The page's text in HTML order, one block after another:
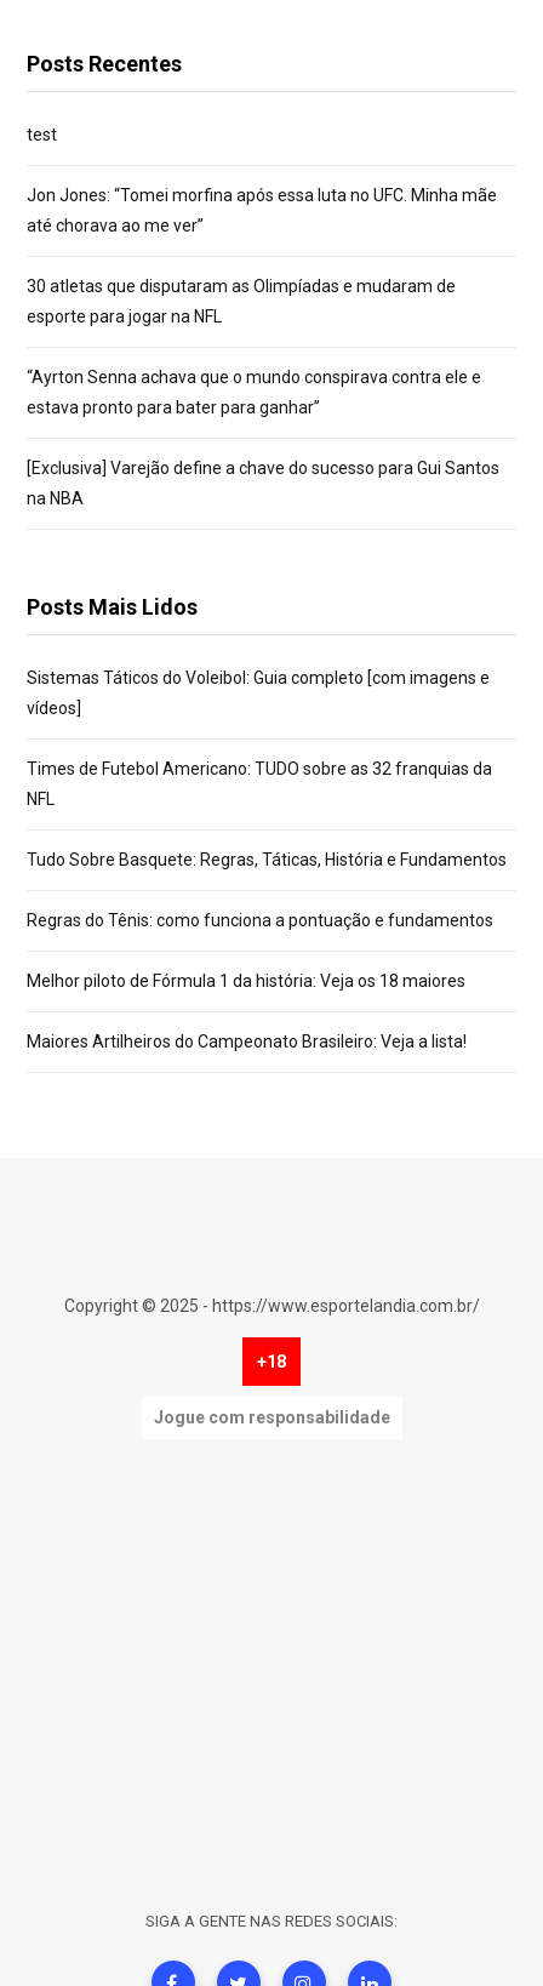
Posts Recentes
test
Jon Jones: “Tomei morfina após essa luta no UFC. Minha mãe
até chorava ao me ver”
30 atletas que disputaram as Olimpíadas e mudaram de
esporte para jogar na NFL
“Ayrton Senna achava que o mundo conspirava contra ele e
estava pronto para bater para ganhar”
[Exclusiva] Varejão define a chave do sucesso para Gui Santos
na NBA
Posts Mais Lidos
Sistemas Táticos do Voleibol: Guia completo [com imagens e
vídeos]
Times de Futebol Americano: TUDO sobre as 32 franquias da
NFL
Tudo Sobre Basquete: Regras, Táticas, História e Fundamentos
Regras do Tênis: como funciona a pontuação e fundamentos
Melhor piloto de Fórmula 1 da história: Veja os 18 maiores
Maiores Artilheiros do Campeonato Brasileiro: Veja a lista!
Copyright © 2025 - https://www.esportelandia.com.br/
+18
Jogue com responsabilidade
SIGA A GENTE NAS REDES SOCIAIS: